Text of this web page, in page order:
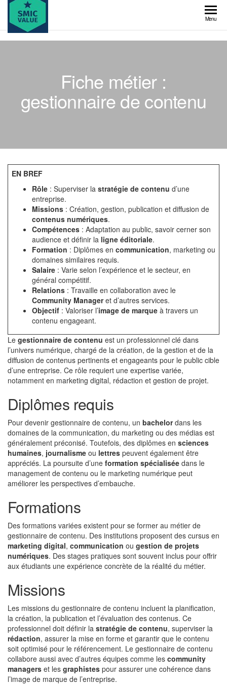
Skip
the
content
value
Menu
Fiche métier :
gestionnaire de contenu
EN BREF
Rôle : Superviser la stratégie de contenu d’une
entreprise.
Missions : Création, gestion, publication et diffusion de
contenus numériques.
Compétences : Adaptation au public, savoir cerner son
audience et définir la ligne éditoriale.
Formation : Diplômes en communication, marketing ou
domaines similaires requis.
Salaire : Varie selon l’expérience et le secteur, en
général compétitif.
Relations : Travaille en collaboration avec le
Community Manageret d’autres services.
Objectif : Valoriser l’image de marque à travers un
contenu engageant.
Le gestionnaire de contenu est un professionnel clé dans
l’univers numérique, chargé de la création, de la gestion et de la
diffusion de contenus pertinents et engageants pour le public cible
d’une entreprise. Ce rôle requiert une expertise variée,
notamment en marketing digital, rédaction et gestion de projet.
Diplômes requis
Pour devenir gestionnaire de contenu, un bachelordans les
domaines de la communication, du marketing ou des médias est
généralement préconisé. Toutefois, des diplômes en sciences
humaines, journalisme ou lettres peuvent également être
appréciés. La poursuite d’une formation spécialisée dans le
management de contenu ou le marketing numérique peut
améliorer les perspectives d’embauche.
Formations
Des formations variées existent pour se former au métier de
gestionnaire de contenu. Des institutions proposent des cursus en
marketing digital, communication ou gestion de projets
numériques. Des stages pratiques sont souvent inclus pour offrir
aux étudiants une expérience concrète de la réalité du métier.
Missions
Les missions du gestionnaire de contenu incluent la planification,
la création, la publication et l’évaluation des contenus. Ce
professionnel doit définir la stratégie de contenu, superviser la
rédaction, assurer la mise en forme et garantir que le contenu
soit optimisé pour le référencement. Le gestionnaire de contenu
collabore aussi avec d’autres équipes comme les community
managers et les graphistes pour assurer une cohérence dans
l’image de marque de l’entreprise.